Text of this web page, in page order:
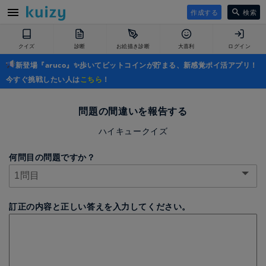
作成する 検索
クイズ 診断 お絵描き診断 大喜利 ログイン
新登場『aruco』✨歩いてビットコインが貯まる、新感覚ポイ活アプリ！
今すぐ挑戦したい人はこちら ！
問題の間違いを報告する
ハイキュークイズ
何問目の問題ですか？
訂正の内容と正しい答えを入力してください。